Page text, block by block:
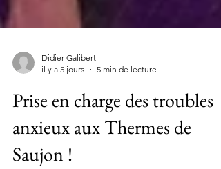
il y a 5 jours
5 min de lecture
Prise en charge des troubles
anxieux aux Thermes de